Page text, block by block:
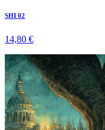
SHI 02
14,80 €